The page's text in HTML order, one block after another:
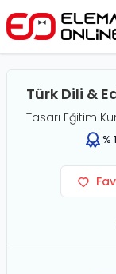
Türk Dili &
Tasarı Eğitim
%